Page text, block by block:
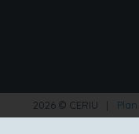
2026 © CERIU |